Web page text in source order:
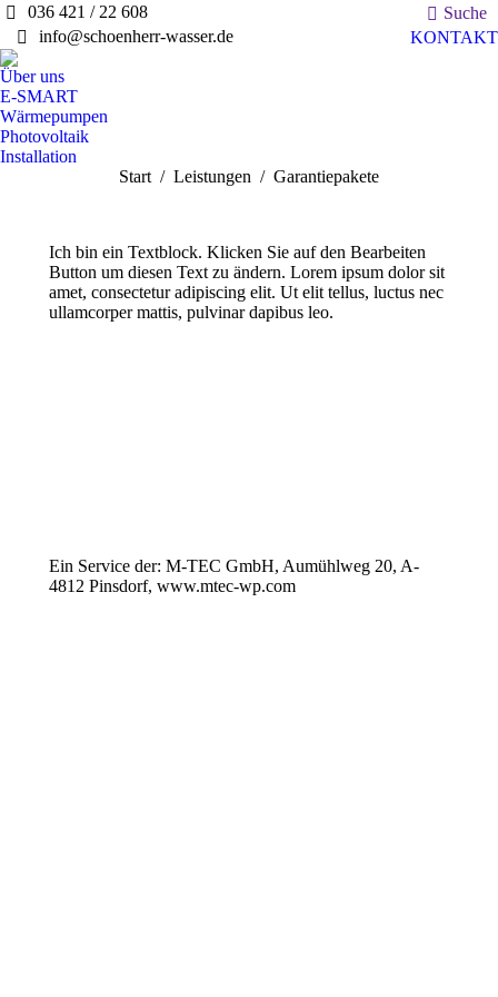
036 421 / 22 608
info@schoenherr-wasser.de
Search:
Suche
KONTAKT
Über uns
E-SMART
Wärmepumpen
Photovoltaik
Installation
Sie befinden sich hier:
Start Leistungen Garantiepakete
Ich bin ein Textblock. Klicken Sie auf den Bearbeiten
Button um diesen Text zu ändern. Lorem ipsum dolor sit
amet, consectetur adipiscing elit. Ut elit tellus, luctus nec
ullamcorper mattis, pulvinar dapibus leo.
Ein Service der: M-TEC GmbH, Aumühlweg 20, A-
4812 Pinsdorf, www.mtec-wp.com